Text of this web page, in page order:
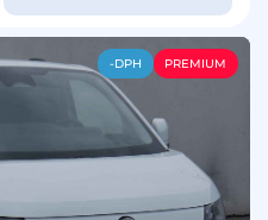
-DPH PREMIUM